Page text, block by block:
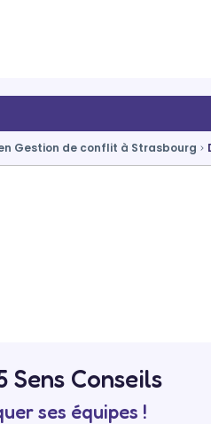
Gestion de conflit à Strasbourg
Sens Conseils
ses équipes !